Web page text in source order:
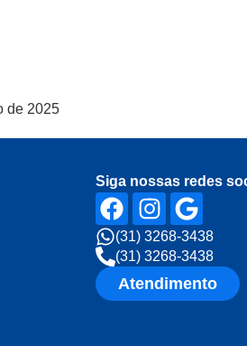
de 2025
Siga nossas redes
(31) 3268-3438
(31) 3268-3438
Atendimento